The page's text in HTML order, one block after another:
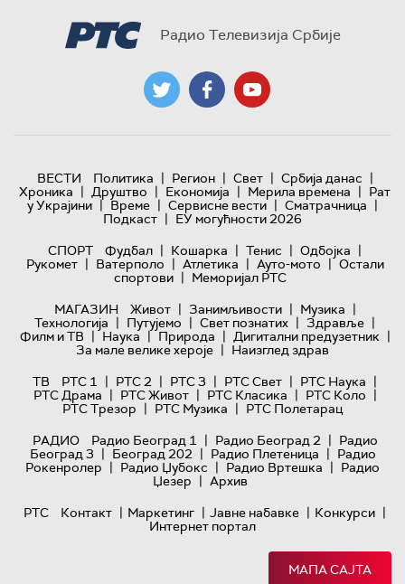
Радио Телевизија Србије
ВЕСТИ Политика | Регион | Свет | Србија данас |
Хроника | Друштво | Економија | Мерила времена | Рат
у Украјини | Време | Сервисне вести | Сматрачница |
Подкаст | ЕУ могућности 2026
СПОРТ
Фудбал | Кошарка | Тенис | Одбојка |
Рукомет | Ватерполо | Атлетика | Ауто-мото | Остали
спортови | Меморијал РТС
МАГАЗИН
Живот | Занимљивости | Музика |
Технологијa | Путујемо | Свет познатих | Здравље |
Филм и ТВ | Наука | Природа | Дигитални предузетник |
За мале велике хероје | Наизглед здрав
ТВ
РТС 1 | РТС 2 | РТС 3 | РТС Свет | РТС Наука |
РТС Драма | РТС Живот | РТС Класика | РТС Коло |
РТС Трезор | РТС Музика | РТС Полетарац
РАДИО
Радио Београд 1 | Радио Београд 2 | Радио
Београд 3 | Београд 202 | Радио Плетеница | Радио
Рокенролер | Радио Џубокс | Радио Вртешка | Радио
Џезер | Архив
РТС
Контакт | Маркетинг | Јавне набавке | Конкурси |
Интернет портал
МАПА САЈТА